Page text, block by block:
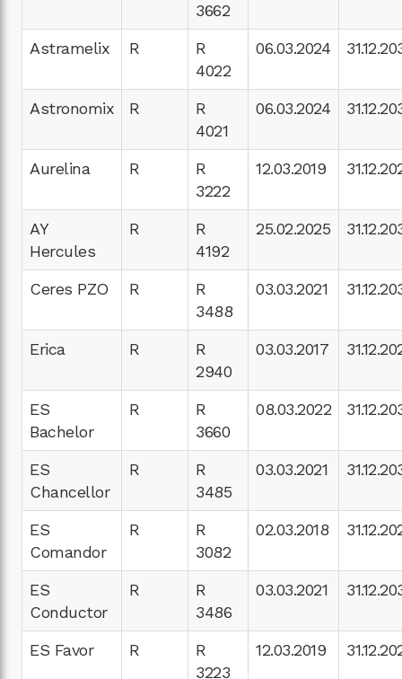
3662
Astramelix R
R
4022
06.03.2024
Astronomix R
R
4021
06.03.2024
Aurelina R
R
3222
12.03.2019
AY
Hercules
R
R
4192
25.02.2025
Ceres PZO R
R
3488
03.03.2021
Erica R
R
2940
03.03.2017
ES
Bachelor
R
R
3660
08.03.2022
ES
Chancellor
R
R
3485
03.03.2021
ES
Comandor
R
R
3082
02.03.2018
ES
Conductor
R
R
3486
03.03.2021
ES Favor R
R
3223
12.03.2019